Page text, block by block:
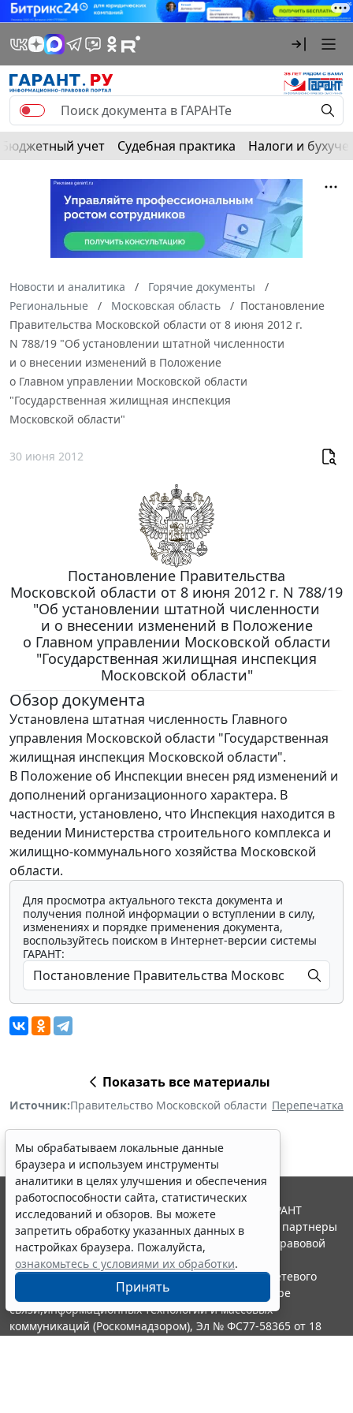
Бюджетный учет Судебная практика Налоги и
Новости и аналитика
Горячие документы
Региональные
Московская область
Постановление
Правительства Московской области от 8 июня 2012 г.
N 788/19 "Об установлении штатной численности
и о внесении изменений в Положение
о Главном управлении Московской области
"Государственная жилищная инспекция
Московской области"
30 июня 2012
Постановление Правительства
Московской области от 8 июня 2012 г. N 788/19
"Об установлении штатной численности
и о внесении изменений в Положение
о Главном управлении Московской области
"Государственная жилищная инспекция
Московской области"
Обзор документа
Установлена штатная численность Главного
управления Московской области "Государственная
жилищная инспекция Московской области".
В Положение об Инспекции внесен ряд изменений и
дополнений организационного характера. В
частности, установлено, что Инспекция находится в
ведении Министерства строительного комплекса и
жилищно-коммунального хозяйства Московской
области.
Для просмотра актуального текста документа и
получения полной информации о вступлении в силу,
изменениях и порядке применения документа,
воспользуйтесь поиском в Интернет-версии системы
ГАРАНТ:
Показать все материалы
Источник:Правительство Московской области Перепечатка
Мы обрабатываем локальные данные
браузера и используем инструменты
аналитики в целях улучшения и обеспечения
работоспособности сайта, статистических
исследований и обзоров. Вы можете
запретить обработку указанных данных в
настройках браузера. Пожалуйста,
ознакомьтесь с условиями их обработки.
Принять
© ООО "НПП "ГАРАНТ-СЕРВИС", 2026. Система ГАРАНТ
выпускается с 1990 года. Компания "Гарант" и ее партнеры
являются участниками Российской ассоциации правовой
информации ГАРАНТ.
Портал ГАРАНТ.РУ зарегистрирован в качестве сетевого
издания Федеральной службой по надзору в сфере
связи,информационных технологий и массовых
коммуникаций (Роскомнадзором), Эл № ФС77-58365 от 18